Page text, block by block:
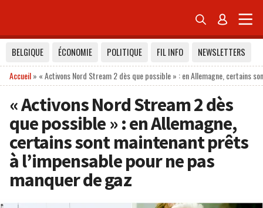
 
BELGIQUE ÉCONOMIE POLITIQUE FIL INFO
NEWSLETTERS
Accueil» « Activons Nord Stream 2 dès que possible » : en Allemagne, certains
« Activons Nord Stream 2 dès
que possible » : en Allemagne,
certains sont maintenant prêts
à l’impensable pour ne pas
manquer de gaz